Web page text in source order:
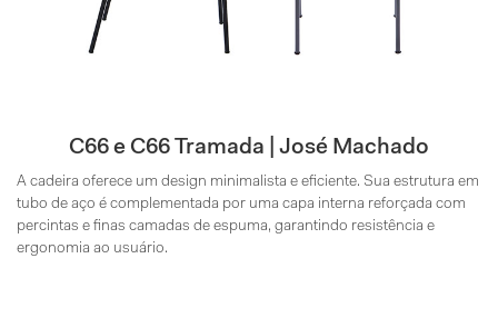
C66 e C66 Tramada | José Machado
A cadeira oferece um design minimalista e eficiente. Sua estrutura em
tubo de aço é complementada por uma capa interna reforçada com
percintas e finas camadas de espuma, garantindo resistência e
ergonomia ao usuário.